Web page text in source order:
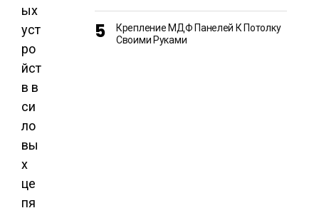
ых
уст
ро
йст
в в
си
ло
вы
х
це
пя
Крепление МДФ Панелей К Потолку
Своими Руками